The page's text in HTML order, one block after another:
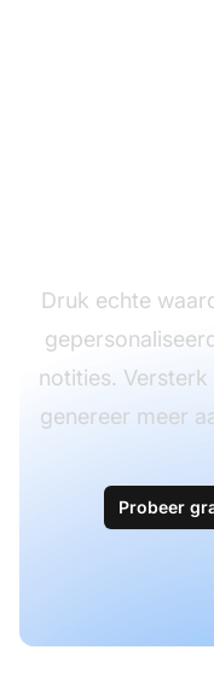
Druk echte
notities.
genereer meer
Probeer